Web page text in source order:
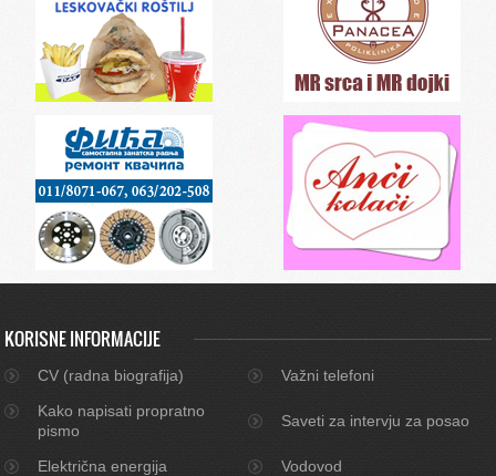
KORISNE INFORMACIJE
CV (radna biografija)
Važni telefoni
Kako napisati propratno
pismo
Saveti za intervju za posao
Električna energija
Vodovod